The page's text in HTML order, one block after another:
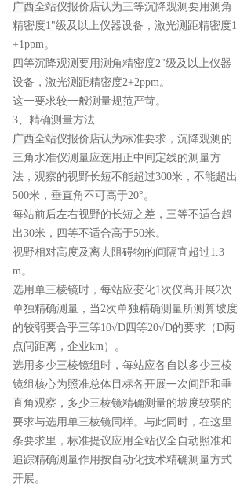
广西全站仪报价店认为三等沉降观测要用测角
精密度1"级及以上仪器设备，激光测距精密度1
+1ppm。
四等沉降观测要用测角精密度2"级及以上仪器
设备，激光测距精密度2+2ppm。
这一要求较一般测量规范严苛。
3、精确测量方法
广西全站仪报价店认为标准要求，沉降观测的
三角水准仪测量应选用正中间定线的测量方
法，观察的视野长短不能超过300米，不能超出
500米，垂直角不可高于20°。
每站前后左右视野的长短之差，三等不适合超
出30米，四等不适合高于50米。
视野相对高度及离去阻碍物的间隔宜超过1.3
m。
选用单三棱镜时，每站应变化1次仪高开展2次
单独精确测量，当2次单独精确测量所测算坡度
的较弱要合乎三等10√D四等20√D的要求（D两
点间距离，企业km）。
选用多少三棱镜组时，每站应各自以多少三棱
镜组核心为照准总体目标各开展一次间距和垂
直角观察，多少三棱镜精确测量的坡度较弱的
要求与选用单三棱镜同样。与此同时，在这里
条要求里，标准提议应用全站仪全自动照准和
追踪精确测量作用按自动化技术精确测量方式
开展。